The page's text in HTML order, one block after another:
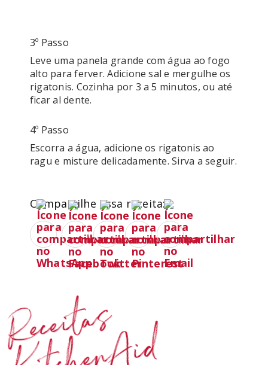
3º Passo
Leve uma panela grande com água ao fogo
alto para ferver. Adicione sal e mergulhe os
rigatonis. Cozinha por 3 a 5 minutos, ou até
ficar al dente.
4º Passo
Escorra a água, adicione os rigatonis ao
ragu e misture delicadamente. Sirva a seguir.
Compartilhe essa receita:
Receitas